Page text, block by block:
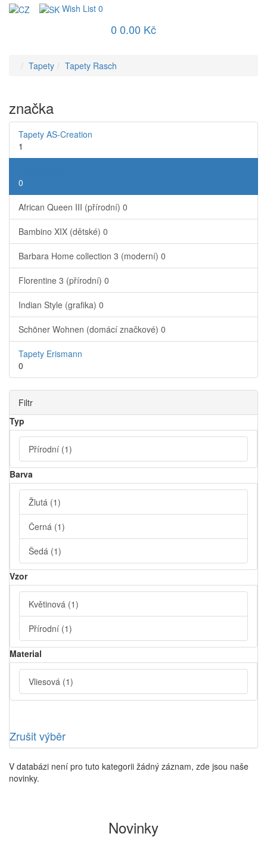
Wish List 0
0 0.00 Kč
Tapety Tapety Rasch
značka
Tapety AS-Creation
1
0
African Queen III (přírodní) 0
Bambino XIX (dětské) 0
Barbara Home collection 3 (moderní) 0
Florentine 3 (přírodní) 0
Indian Style (grafika) 0
Schöner Wohnen (domácí značkové) 0
Tapety Erismann
0
Filtr
Typ
Přírodní (1)
Barva
Žlutá (1)
Černá (1)
Šedá (1)
Vzor
Květinová (1)
Přírodní (1)
Material
Vliesová (1)
Zrušit výběr
V databázi není pro tuto kategorii žádný záznam, zde jsou naše
novinky.
Novinky